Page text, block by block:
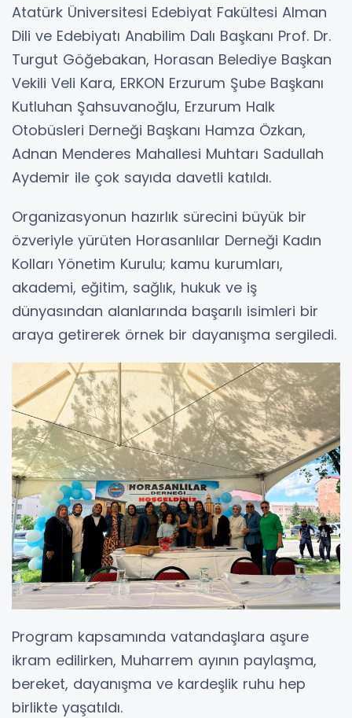
Atatürk Üniversitesi Edebiyat Fakültesi Alman
Dili ve Edebiyatı Anabilim Dalı Başkanı Prof. Dr.
Turgut Göğebakan, Horasan Belediye Başkan
Vekili Veli Kara, ERKON Erzurum Şube Başkanı
Kutluhan Şahsuvanoğlu, Erzurum Halk
Otobüsleri Derneği Başkanı Hamza Özkan,
Adnan Menderes Mahallesi Muhtarı Sadullah
Aydemir ile çok sayıda davetli katıldı.
Organizasyonun hazırlık sürecini büyük bir
özveriyle yürüten Horasanlılar Derneği Kadın
Kolları Yönetim Kurulu; kamu kurumları,
akademi, eğitim, sağlık, hukuk ve iş
dünyasından alanlarında başarılı isimleri bir
araya getirerek örnek bir dayanışma sergiledi.
Program kapsamında vatandaşlara aşure
ikram edilirken, Muharrem ayının paylaşma,
bereket, dayanışma ve kardeşlik ruhu hep
birlikte yaşatıldı.